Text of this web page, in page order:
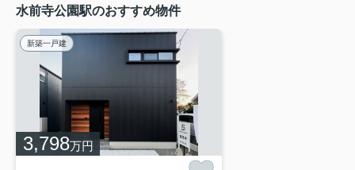
水前寺公園駅のおすすめ物件
新築一戸建
3,798万円